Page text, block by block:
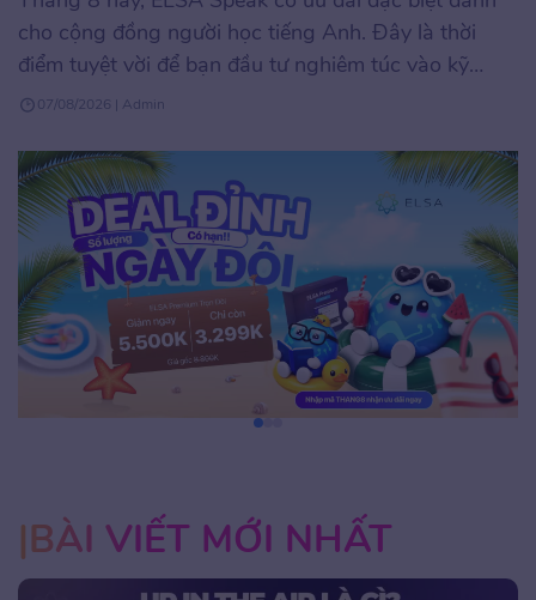
cho cộng đồng người học tiếng Anh. Đây là thời
điểm tuyệt vời để bạn đầu tư nghiêm túc vào kỹ
năng phát âm và giao tiếp tiếng Anh với mức chi phí
áp […]
07/08/2026 | Admin
BÀI VIẾT MỚI NHẤT